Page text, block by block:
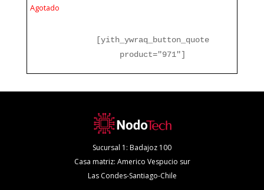
Agotado
[yith_ywraq_button_quote
product="971"]
Sucursal 1: Badajoz 100
Casa matriz: Americo Vespucio sur
Las Condes-Santiago-Chile